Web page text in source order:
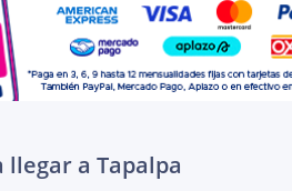
a Tapalpa